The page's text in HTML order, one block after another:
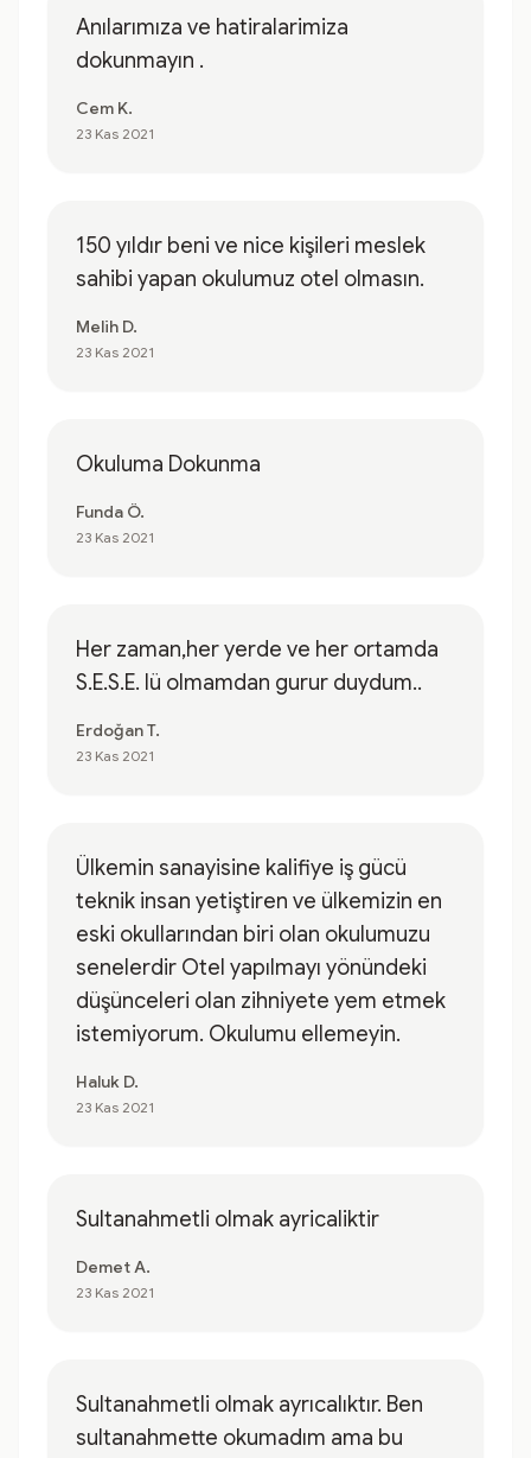
Anılarımıza ve hatiralarimiza
dokunmayın .
Cem K.
23 Kas 2021
150 yıldır beni ve nice kişileri meslek
sahibi yapan okulumuz otel olmasın.
Melih D.
23 Kas 2021
Okuluma Dokunma
Funda Ö.
23 Kas 2021
Her zaman,her yerde ve her ortamda
S.E.S.E. lü olmamdan gurur duydum..
Erdoğan T.
23 Kas 2021
Ülkemin sanayisine kalifiye iş gücü
teknik insan yetiştiren ve ülkemizin en
eski okullarından biri olan okulumuzu
senelerdir Otel yapılmayı yönündeki
düşünceleri olan zihniyete yem etmek
istemiyorum. Okulumu ellemeyin.
Haluk D.
23 Kas 2021
Sultanahmetli olmak ayricaliktir
Demet A.
23 Kas 2021
Sultanahmetli olmak ayrıcalıktır. Ben
sultanahmette okumadım ama bu